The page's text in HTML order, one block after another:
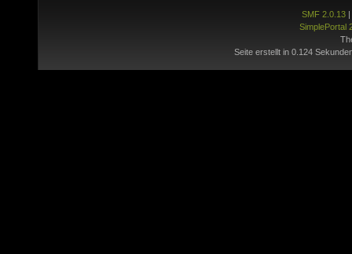
SMF 2.0.13|
SimplePortal
Seite erstellt in 0.124